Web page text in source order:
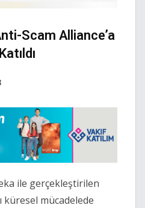
Scam Alliance’a
ile gerçekleştirilen
küresel mücadelede